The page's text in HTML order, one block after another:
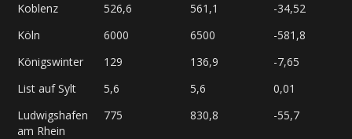
Koblenz
526,6 561,1
-34,52
Köln
6000 6500
-581,8
Königswinter
129 136,9
-7,65
List auf Sylt
5,6 5,6
0,01
Ludwigshafen
am Rhein
775 830,8 -55,7